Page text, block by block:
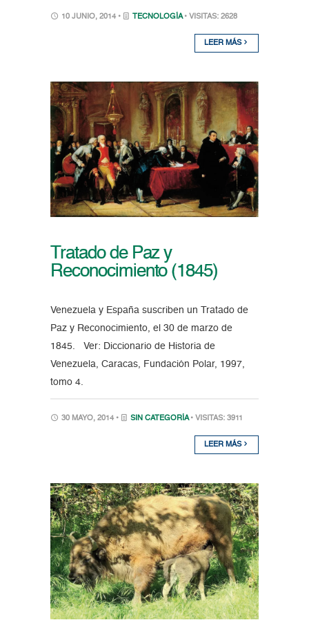
10 JUNIO, 2014 • TECNOLOGÍA • VISITAS: 2628
LEER MÁS
Tratado de Paz y
Reconocimiento (1845)
Venezuela y España suscriben un Tratado de
Paz y Reconocimiento, el 30 de marzo de
1845. Ver: Diccionario de Historia de
Venezuela, Caracas, Fundación Polar, 1997,
tomo 4.
30 MAYO, 2014 • SIN CATEGORÍA • VISITAS: 3911
LEER MÁS